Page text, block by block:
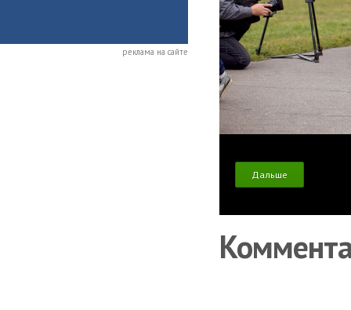
реклама на сайте
Дальше